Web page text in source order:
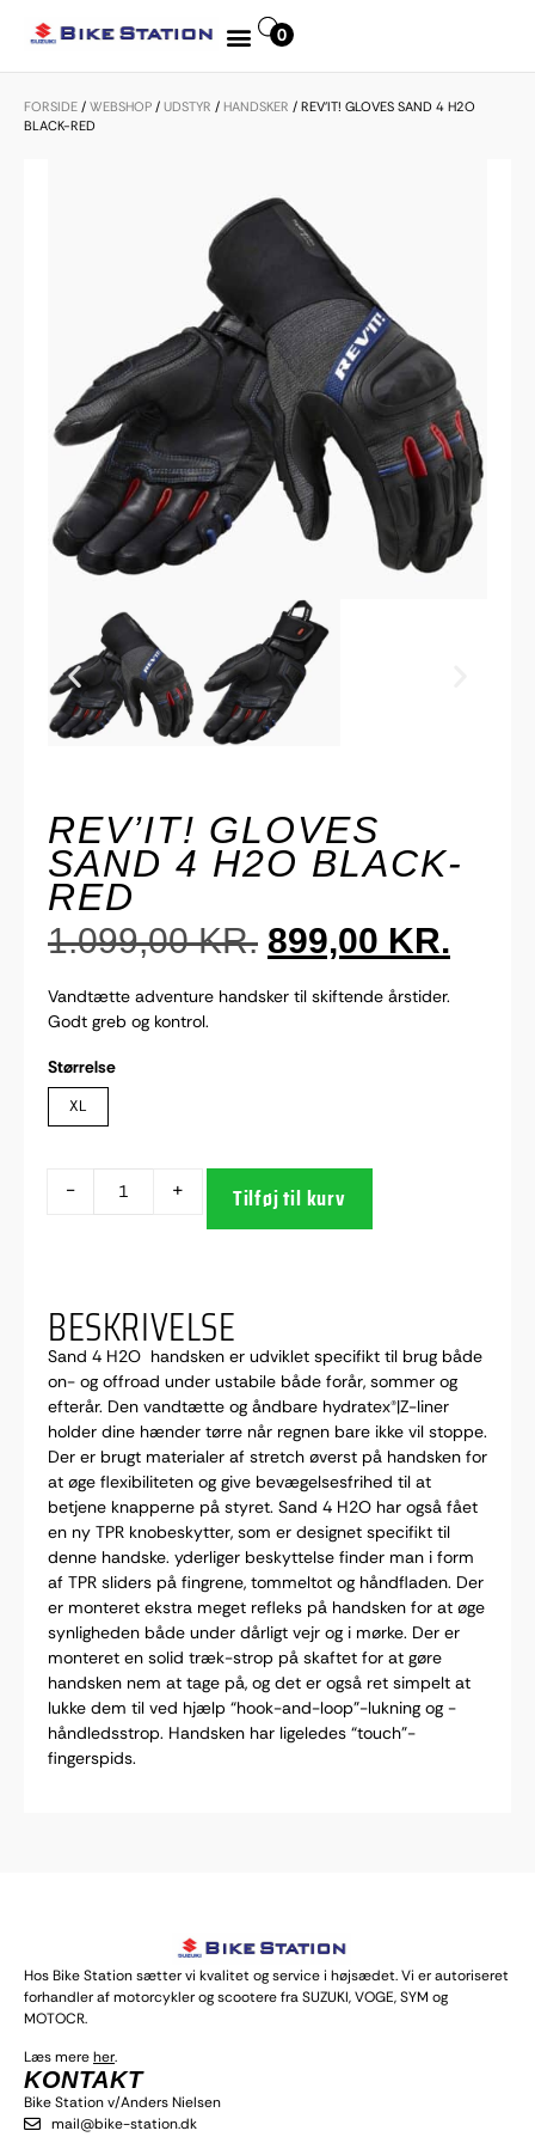
0
INDKØBSKURV
FORSIDE / WEBSHOP / UDSTYR / HANDSKER / REV’IT! GLOVES SAND 4 H2O
BLACK-RED
REV’IT! GLOVES
SAND 4 H2O BLACK-
RED
1.099,00KR. 899,00 KR.
Vandtætte adventure handsker til skiftende årstider.
Godt greb og kontrol.
Størrelse
XL
- + Tilføj til kurv
BESKRIVELSE
Sand 4 H2O handsken er udviklet specifikt til brug både
on- og offroad under ustabile både forår, sommer og
efterår. Den vandtætte og åndbare hydratex®|Z-liner
holder dine hænder tørre når regnen bare ikke vil stoppe.
Der er brugt materialer af stretch øverst på handsken for
at øge flexibiliteten og give bevægelsesfrihed til at
betjene knapperne på styret. Sand 4 H2O har også fået
en ny TPR knobeskytter, som er designet specifikt til
denne handske. yderliger beskyttelse finder man i form
af TPR sliders på fingrene, tommeltot og håndfladen. Der
er monteret ekstra meget refleks på handsken for at øge
synligheden både under dårligt vejr og i mørke. Der er
monteret en solid træk-strop på skaftet for at gøre
handsken nem at tage på, og det er også ret simpelt at
lukke dem til ved hjælp “hook-and-loop”-lukning og -
håndledsstrop. Handsken har ligeledes “touch”-
fingerspids.
Hos Bike Station sætter vi kvalitet og service i højsædet. Vi er autoriseret
forhandler af motorcykler og scootere fra SUZUKI, VOGE, SYM og
MOTOCR.
Læs mereher.
KONTAKT
Bike Station v/Anders Nielsen
mail@bike-station.dk